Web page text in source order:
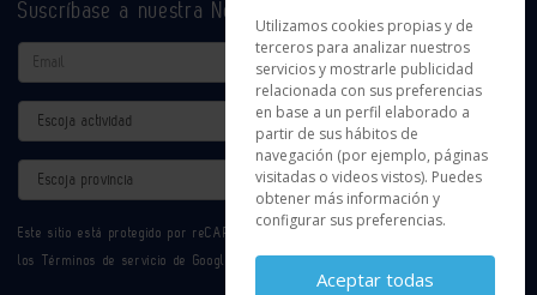
Suscríbase a nuestra Newsletter
Email
Actividad
Provincia
Este sitio está protegido por reCAPTCHA y se aplican la
los Términos de servicio de Google.
Utilizamos cookies propias y de
terceros para analizar nuestros
servicios y mostrarle publicidad
relacionada con sus preferencias
en base a un perfil elaborado a
partir de sus hábitos de
navegación (por ejemplo, páginas
visitadas o videos vistos). Puedes
obtener más información y
configurar sus preferencias.
Aceptar todas